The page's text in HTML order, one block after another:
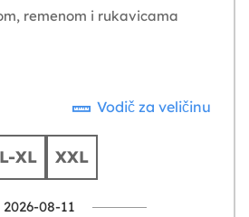
remenom i rukavicama
Vodič za veličinu
L-XL XXL
08-11